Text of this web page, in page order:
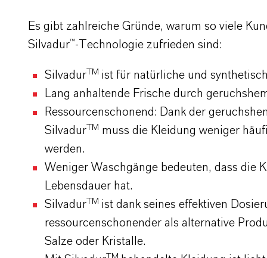
Es gibt zahlreiche Gründe, warum so viele
Silvadur™-Technologie zufrieden sind:
SilvadurTM ist für natürliche und
Lang anhaltende Frische durch
Ressourcenschonend: Dank der
SilvadurTM muss die Kleidung weniger
werden.
Weniger Waschgänge bedeuten, dass die
Lebensdauer hat.
SilvadurTM ist dank seines effektiven
ressourcenschonender als alternative
Salze oder Kristalle.
TM